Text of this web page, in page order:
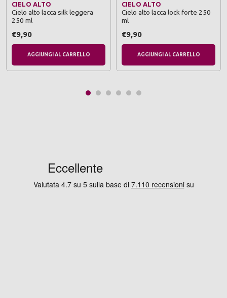
CIELO ALTO
Cielo alto lacca silk leggera
250 ml
€9,90
AGGIUNGI AL CARRELLO
CIELO ALTO
Cielo alto lacca lock forte 250
ml
€9,90
AGGIUNGI AL CARRELLO